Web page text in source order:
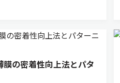
の密着性向上法とパタ